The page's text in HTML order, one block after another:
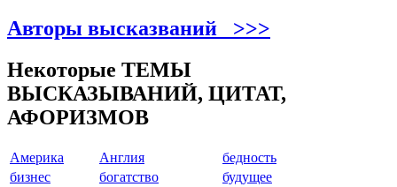
Авторы высказваний >>>
Некоторые ТЕМЫ
ВЫСКАЗЫВАНИЙ, ЦИТАТ,
АФОРИЗМОВ
Америкa Англия
бедность
бизнес
богатство
будущее